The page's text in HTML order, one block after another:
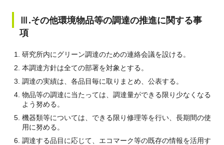
Ⅲ.その他環境物品等の調達の推進に関する事
項
研究所内にグリーン調達のための連絡会議を設ける。
本調達方針は全ての部署を対象とする。
調達の実績は、各品目毎に取りまとめ、公表する。
物品等の調達に当たっては、調達量ができる限り少なくなる
よう努める。
機器類等については、できる限り修理等を行い、長期間の使
用に努める。
調達する品目に応じて、エコマーク等の既存の情報を活用す